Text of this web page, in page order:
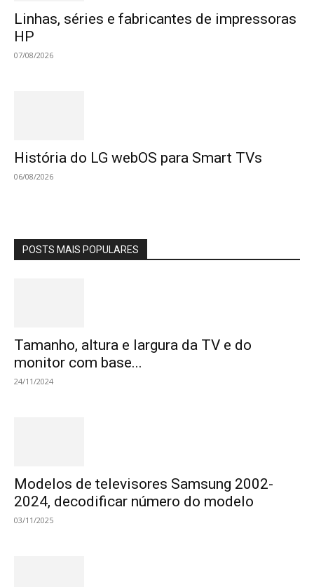
Linhas, séries e fabricantes de impressoras
HP
07/08/2026
História do LG webOS para Smart TVs
06/08/2026
POSTS MAIS POPULARES
Tamanho, altura e largura da TV e do
monitor com base...
24/11/2024
Modelos de televisores Samsung 2002-
2024, decodificar número do modelo
03/11/2025